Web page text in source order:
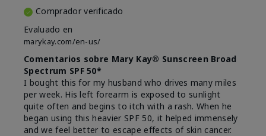
Comprador verificado
Evaluado en
marykay.com/en-us/
Comentarios sobre Mary Kay® Sunscreen Broad
Spectrum SPF 50*
I bought this for my husband who drives many miles
per week. His left forearm is exposed to sunlight
quite often and begins to itch with a rash. When he
began using this heavier SPF 50, it helped immensely
and we feel better to escape effects of skin cancer.